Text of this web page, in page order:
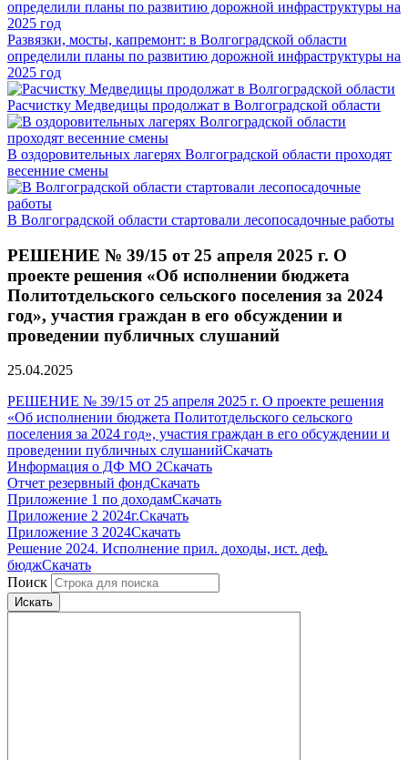
Развязки, мосты, капремонт: в Волгоградской области
определили планы по развитию дорожной инфраструктуры на
2025 год
Расчистку Медведицы продолжат в Волгоградской области
В оздоровительных лагерях Волгоградской области проходят
весенние смены
В Волгоградской области стартовали лесопосадочные работы
РЕШЕНИЕ № 39/15 от 25 апреля 2025 г. О
проекте решения «Об исполнении бюджета
Политотдельского сельского поселения за 2024
год», участия граждан в его обсуждении и
проведении публичных слушаний
25.04.2025
РЕШЕНИЕ № 39/15 от 25 апреля 2025 г. О проекте решения
«Об исполнении бюджета Политотдельского сельского
поселения за 2024 год», участия граждан в его обсуждении и
проведении публичных слушанийСкачать
Информация о ДФ МО 2Скачать
Отчет резервный фондСкачать
Приложение 1 по доходамСкачать
Приложение 2 2024г.Скачать
Приложение 3 2024Скачать
Решение 2024. Исполнение прил. доходы, ист. деф.
бюджСкачать
Поиск
Искать